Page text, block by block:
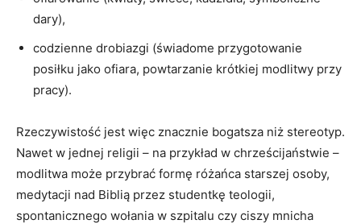
dary),
codzienne drobiazgi (świadome przygotowanie
posiłku jako ofiara, powtarzanie krótkiej modlitwy przy
pracy).
Rzeczywistość jest więc znacznie bogatsza niż stereotyp.
Nawet w jednej religii – na przykład w chrześcijaństwie –
modlitwa może przybrać formę różańca starszej osoby,
medytacji nad Biblią przez studentkę teologii,
spontanicznego wołania w szpitalu czy ciszy mnicha